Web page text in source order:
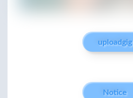
uploadgig
Notice